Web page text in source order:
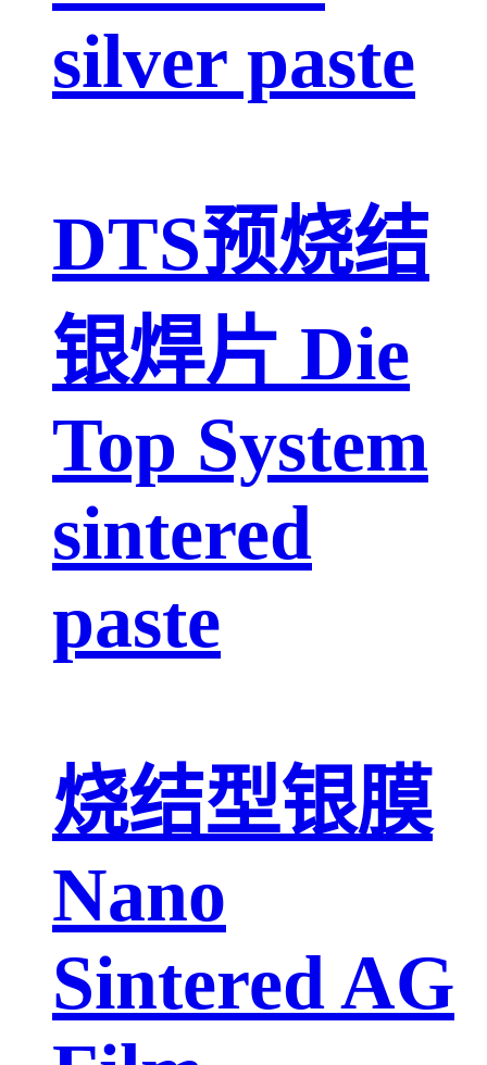
silver paste
DTS预烧结
银焊片 Die
Top System
sintered
paste
烧结型银膜
Nano
Sintered AG